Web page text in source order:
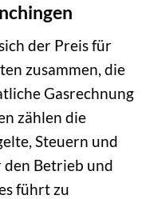
der Preis für
zusammen, die
Gasrechnung
zählen die
Steuern und
den Betrieb und
führt zu